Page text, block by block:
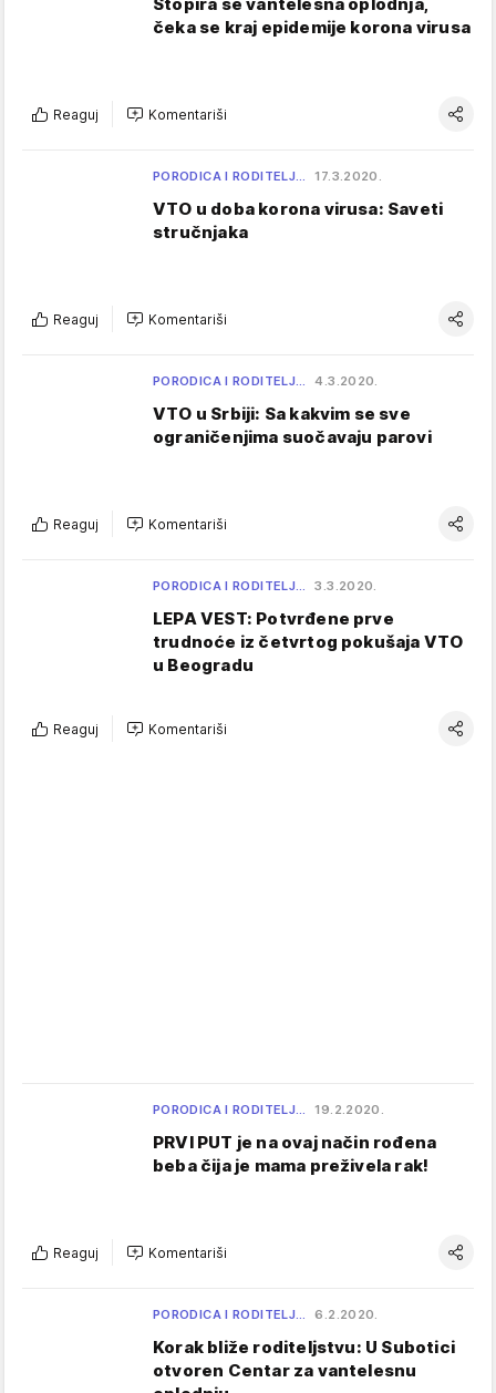
čeka se kraj epidemije korona virusa
Reaguj Komentariši
PORODICA I RODITELJ… 17.3.2020.
VTO u doba korona virusa: Saveti
stručnjaka
Reaguj Komentariši
PORODICA I RODITELJ… 4.3.2020.
VTO u Srbiji: Sa kakvim se sve
ograničenjima suočavaju parovi
Reaguj Komentariši
PORODICA I RODITELJ… 3.3.2020.
LEPA VEST: Potvrđene prve
trudnoće iz četvrtog pokušaja VTO
u Beogradu
Reaguj Komentariši
PORODICA I RODITELJ… 19.2.2020.
PRVI PUT je na ovaj način rođena
beba čija je mama preživela rak!
Reaguj Komentariši
PORODICA I RODITELJ… 6.2.2020.
Korak bliže roditeljstvu: U Subotici
otvoren Centar za vantelesnu